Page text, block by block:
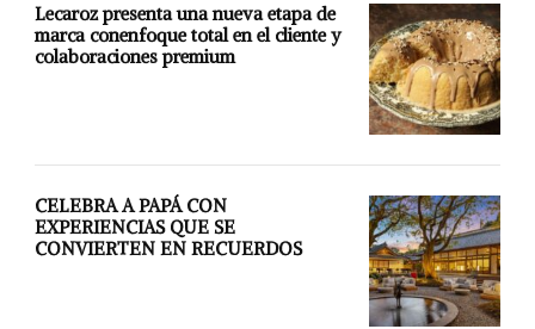
Lecaroz presenta una nueva etapa de
marca conenfoque total en el cliente y
colaboraciones premium
CELEBRA A PAPÁ CON
EXPERIENCIAS QUE SE
CONVIERTEN EN RECUERDOS